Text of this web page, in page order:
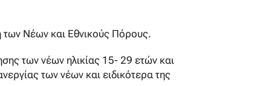
των Νέων και Εθνικούς Πόρους.
των νέων ηλικίας 15- 29 ετών και
των νέων και ειδικότερα της